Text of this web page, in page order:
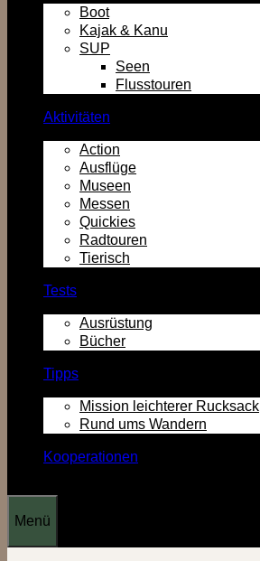
Boot
Kajak & Kanu
SUP
Seen
Flusstouren
Aktivitäten
Action
Ausflüge
Museen
Messen
Quickies
Radtouren
Tierisch
Tests
Ausrüstung
Bücher
Tipps
Mission leichterer Rucksack
Rund ums Wandern
Kooperationen
Menü